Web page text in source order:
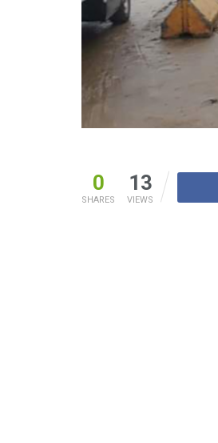
0
SHARES
13
VIEWS